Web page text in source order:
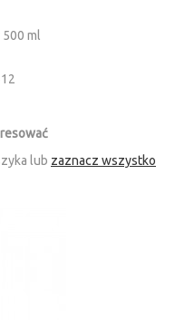
500 ml
lub zaznacz wszystko